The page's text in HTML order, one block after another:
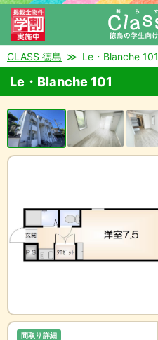
来店予約
CLASS 徳島 Le・Blanche 101
Le・Blanche 101
間取り詳細